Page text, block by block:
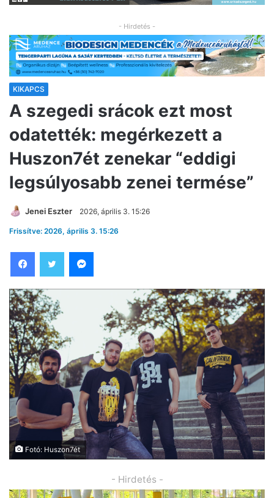
- Hirdetés -
KIKAPCS
A szegedi srácok ezt most
odatették: megérkezett a
Huszon7ét zenekar “eddigi
legsúlyosabb zenei termése”
Jenei Eszter 2026, április 3. 15:26
Frissítve: 2026, április 3. 15:26
Fotó: Huszon7ét
- Hirdetés -